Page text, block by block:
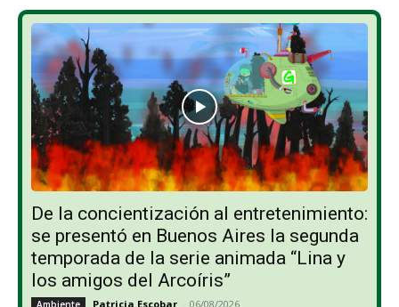
De la concientización al entretenimiento:
se presentó en Buenos Aires la segunda
temporada de la serie animada “Lina y
los amigos del Arcoíris”
Ambiente Patricia Escobar - 06/08/2026